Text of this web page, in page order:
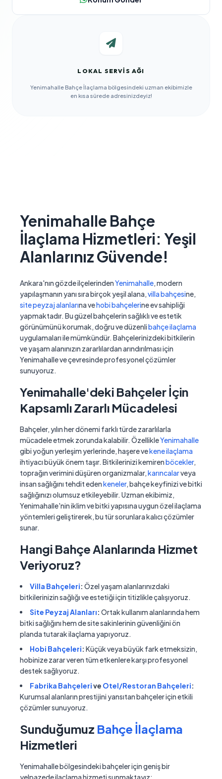
LOKAL SERVIS AĞI
Yenimahalle Bahçe İlaçlama bölgesindeki uzman ekibimizle
en kısa sürede adresinizdeyiz!
Yenimahalle Bahçe
İlaçlama Hizmetleri: Yeşil
Alanlarınız Güvende!
Ankara'nın gözde ilçelerindenYenimahalle, modern
yapılaşmanın yanı sıra birçok yeşil alana,villa bahçesine,
site peyzaj alanlarına vehobi bahçelerine ev sahipliği
yapmaktadır. Bu güzel bahçelerin sağlıklı ve estetik
görünümünü korumak, doğru ve düzenlibahçe ilaçlama
uygulamaları ile mümkündür. Bahçelerinizdeki bitkilerin
ve yaşam alanınızın zararlılardan arındırılması için
Yenimahalle ve çevresinde profesyonel çözümler
sunuyoruz.
Yenimahalle'deki Bahçeler İçin
Kapsamlı Zararlı Mücadelesi
Bahçeler, yılın her dönemi farklı türde zararlılarla
mücadele etmek zorunda kalabilir. ÖzellikleYenimahalle
gibi yoğun yerleşim yerlerinde, haşere vekene ilaçlama
ihtiyacı büyük önem taşır. Bitkilerinizi kemirenböcekler,
toprağın verimini düşüren organizmalar,karıncalarveya
insan sağlığını tehdit edenkeneler, bahçe keyfinizi ve bitki
sağlığınızı olumsuz etkileyebilir. Uzman ekibimiz,
Yenimahalle'nin iklim ve bitki yapısına uygun özel ilaçlama
yöntemleri geliştirerek, bu tür sorunlara kalıcı çözümler
sunar.
Hangi Bahçe Alanlarında Hizmet
Veriyoruz?
Villa Bahçeleri: Özel yaşam alanlarınızdaki
bitkilerinizin sağlığı ve estetiği için titizlikle çalışıyoruz.
Site Peyzaj Alanları: Ortak kullanım alanlarında hem
bitki sağlığını hem de site sakinlerinin güvenliğini ön
planda tutarak ilaçlama yapıyoruz.
Hobi Bahçeleri: Küçük veya büyük fark etmeksizin,
hobinize zarar veren tüm etkenlere karşı profesyonel
destek sağlıyoruz.
Fabrika Bahçelerive Otel/Restoran Bahçeleri:
Kurumsal alanların prestijini yansıtan bahçeler için etkili
çözümler sunuyoruz.
Sunduğumuz Bahçe İlaçlama
Hizmetleri
Yenimahalle bölgesindeki bahçeler için geniş bir
yelpazede ilaçlama hizmeti sunmaktayız: